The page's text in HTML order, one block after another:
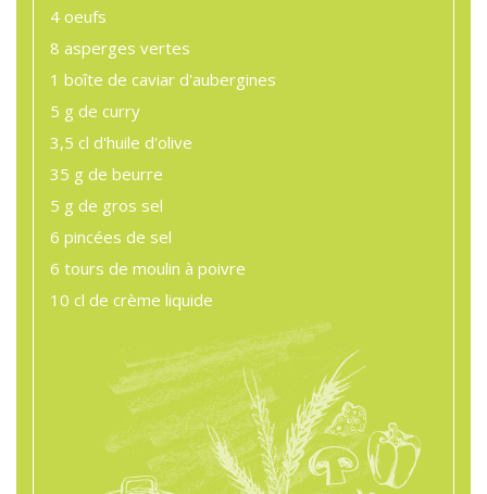
4 oeufs
8 asperges vertes
1 boîte de caviar d'aubergines
5 g de curry
3,5 cl d'huile d'olive
35 g de beurre
5 g de gros sel
6 pincées de sel
6 tours de moulin à poivre
10 cl de crème liquide